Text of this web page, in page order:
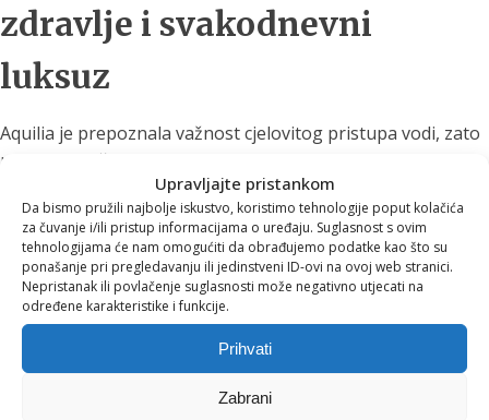
Upravljajte pristankom
Da bismo pružili najbolje iskustvo, koristimo tehnologije poput kolačića
za čuvanje i/ili pristup informacijama o uređaju. Suglasnost s ovim
tehnologijama će nam omogućiti da obrađujemo podatke kao što su
ponašanje pri pregledavanju ili jedinstveni ID-ovi na ovoj web stranici.
Nepristanak ili povlačenje suglasnosti može negativno utjecati na
određene karakteristike i funkcije.
Prihvati
Zabrani
zdravlje i svakodnevni
luksuz
Aquilia je prepoznala važnost cjelovitog pristupa vodi, zato
nudi i praktične pakete poput:
Waters Premium Therapy tuš glava
ACEBIO+ vrč za filtriranje vode
Ovakav “vodeni duet” predstavljajednostavan, ali moćan
korak prema zdravijem životu
luksuz – već potreba.
Zaključak – male promjene,